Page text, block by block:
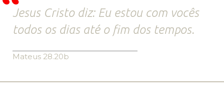
Jesus Cristo diz: Eu estou com vocês
todos os dias até o fim dos tempos.
Mateus 28.20b